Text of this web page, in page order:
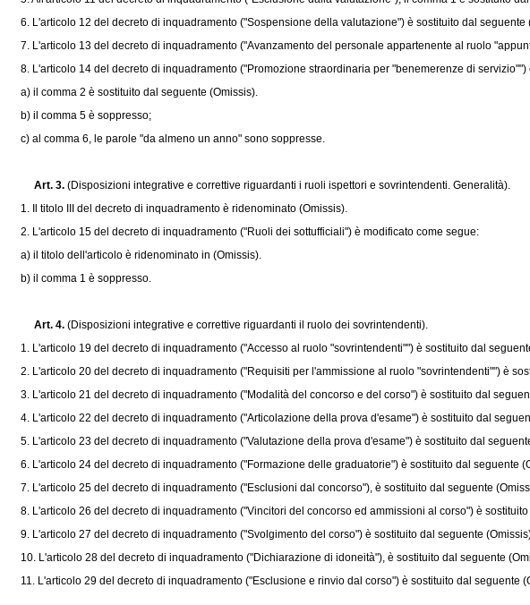
6. L'articolo 12 del decreto di inquadramento ("Sospensione della valutazione") è sostituito dal seguente
7. L'articolo 13 del decreto di inquadramento ("Avanzamento del personale appartenente al ruolo
8. L'articolo 14 del decreto di inquadramento ("Promozione straordinaria per "benemerenze di servizio"")
a) il comma 2 è sostituito dal seguente (Omissis).
b) il comma 5 è soppresso;
c) al comma 6, le parole "da almeno un anno" sono soppresse.
Art. 3. (Disposizioni integrative e correttive riguardanti i ruoli ispettori e sovrintendenti. Generalità).
1. Il titolo III del decreto di inquadramento è ridenominato (Omissis).
2. L'articolo 15 del decreto di inquadramento ("Ruoli dei sottufficiali") è modificato come segue:
a) il titolo dell'articolo è ridenominato in (Omissis).
b) il comma 1 è soppresso.
Art. 4. (Disposizioni integrative e correttive riguardanti il ruolo dei sovrintendenti).
1. L'articolo 19 del decreto di inquadramento ("Accesso al ruolo "sovrintendenti"") è sostituito dal
2. L'articolo 20 del decreto di inquadramento ("Requisiti per l'ammissione al ruolo "sovrintendenti"") è
3. L'articolo 21 del decreto di inquadramento ("Modalità del concorso e del corso") è sostituito dal
4. L'articolo 22 del decreto di inquadramento ("Articolazione della prova d'esame") è sostituito dal
5. L'articolo 23 del decreto di inquadramento ("Valutazione della prova d'esame") è sostituito dal
6. L'articolo 24 del decreto di inquadramento ("Formazione delle graduatorie") è sostituito dal seguente
7. L'articolo 25 del decreto di inquadramento ("Esclusioni dal concorso"), è sostituito dal seguente
8. L'articolo 26 del decreto di inquadramento ("Vincitori del concorso ed ammissioni al corso") è
9. L'articolo 27 del decreto di inquadramento ("Svolgimento del corso") è sostituito dal seguente
10. L'articolo 28 del decreto di inquadramento ("Dichiarazione di idoneità"), è sostituito dal seguente
11. L'articolo 29 del decreto di inquadramento ("Esclusione e rinvio dal corso") è sostituito dal seguente